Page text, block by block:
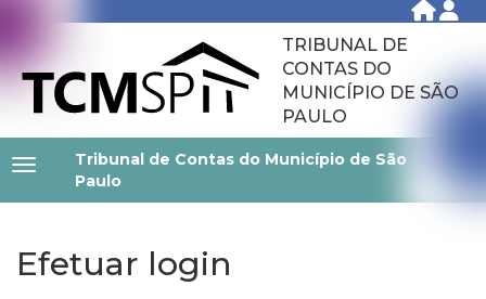
TRIBUNAL DE
CONTAS DO
MUNICÍPIO DE SÃO
PAULO
Tribunal de Contas do Município de São
Paulo
Efetuar login